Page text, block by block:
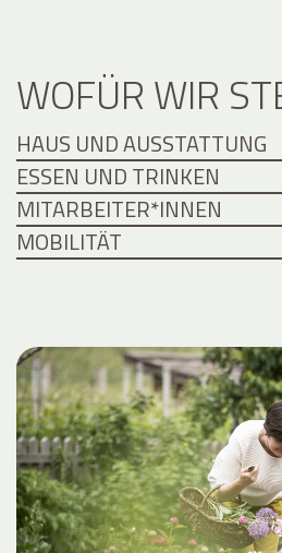
WOFÜR WIR
HAUS UND AUSSTATTUNG
ESSEN UND TRINKEN
MITARBEITER*INNEN
MOBILITÄT